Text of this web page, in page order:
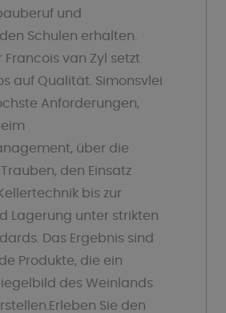
und
Schulen erhalten.
Francois van Zyl setzt
auf Qualität. Simonsvlei
Anforderungen,
über die
den Einsatz
bis zur
Lagerung unter strikten
Das Ergebnis sind
Produkte, die ein
des Weinlands
Sie den